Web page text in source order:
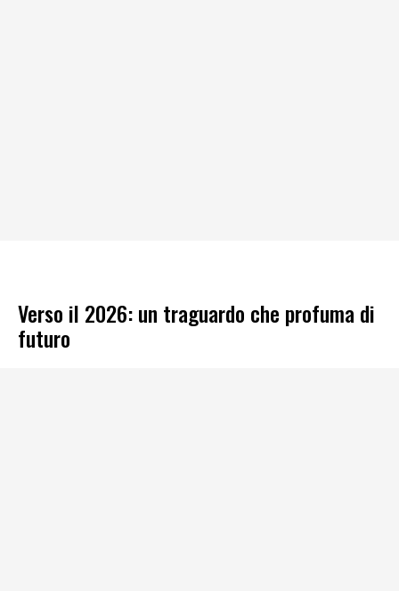
Verso il 2026: un traguardo che profuma di
futuro